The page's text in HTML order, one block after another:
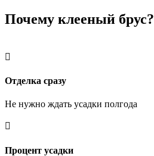
Почему клееный брус?

Отделка сразу
Не нужно ждать усадки полгода

Процент усадки